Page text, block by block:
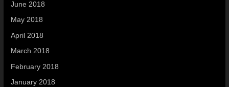
June 2018
May 2018
April 2018
March 2018
February 2018
January 2018